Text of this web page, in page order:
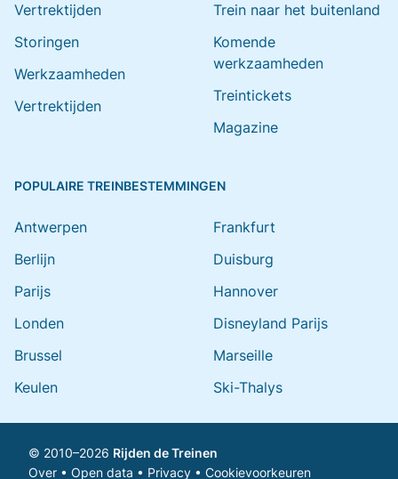
Vertrektijden
Storingen
Werkzaamheden
Vertrektijden
Trein naar het buitenland
Komende
werkzaamheden
Treintickets
Magazine
POPULAIRE TREINBESTEMMINGEN
Antwerpen
Berlijn
Parijs
Londen
Brussel
Keulen
Frankfurt
Duisburg
Hannover
Disneyland Parijs
Marseille
Ski-Thalys
© 2010–2026 Rijden de Treinen
Over • Open data • Privacy • Cookievoorkeuren